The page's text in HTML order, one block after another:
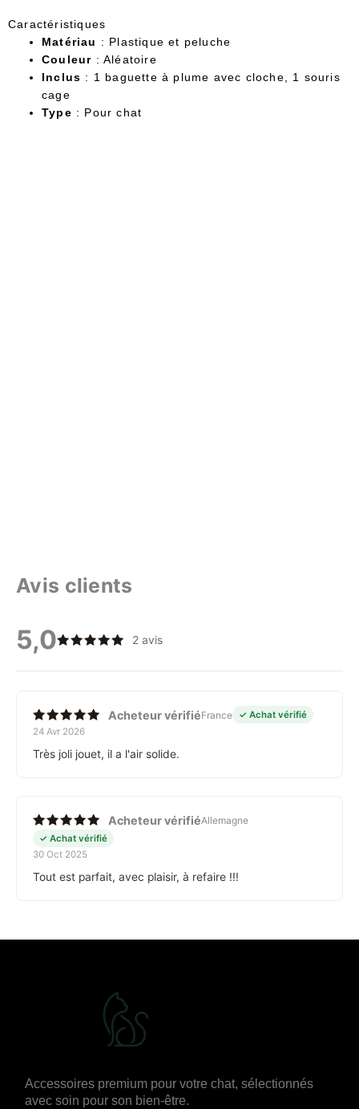
Caractéristiques
Matériau : Plastique et peluche
Couleur : Aléatoire
Inclus : 1 baguette à plume avec cloche, 1 souris
cage
Type : Pour chat
Avis clients
5,0
sur 5
2 avis
Note5
Acheteur vérifiéFrance
✓ Achat vérifié
24 Avr 2026
Très joli jouet, il a l'air solide.
Note5
sur 5
Acheteur vérifiéAllemagne
✓ Achat vérifié
30 Oct 2025
Tout est parfait, avec plaisir, à refaire !!!
Accessoires premium pour votre chat, sélectionnés
avec soin pour son bien-être.